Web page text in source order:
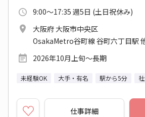
9:00～17:35 週5日 (土日祝休み)
大阪府 大阪市中央区
OsakaMetro谷町線 谷町六丁目駅
2026年10月上旬～長期
未経験OK 大手・有名 駅から5分
仕事詳細